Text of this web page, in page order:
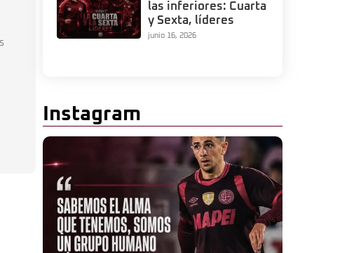
las inferiores: Cuarta
y Sexta, líderes
junio 16, 2026
Instagram